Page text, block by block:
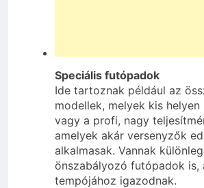
Speciális futópadok
Ide tartoznak például az
modellek, melyek kis helyen
vagy a profi, nagy
amelyek akár versenyzők
alkalmasak. Vannak
önszabályozó futópadok is,
tempójához igazodnak.